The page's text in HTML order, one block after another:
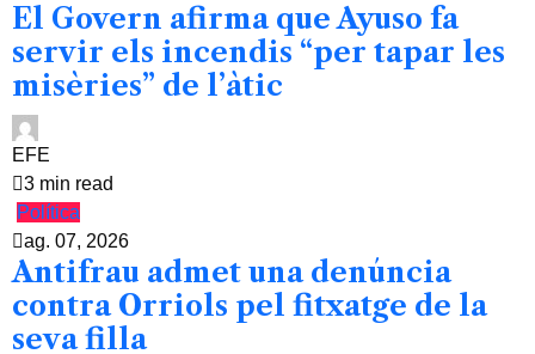
El Govern afirma que Ayuso fa
servir els incendis “per tapar les
misèries” de l’àtic
EFE
3 min read
Política
ag. 07, 2026
Antifrau admet una denúncia
contra Orriols pel fitxatge de la
seva filla